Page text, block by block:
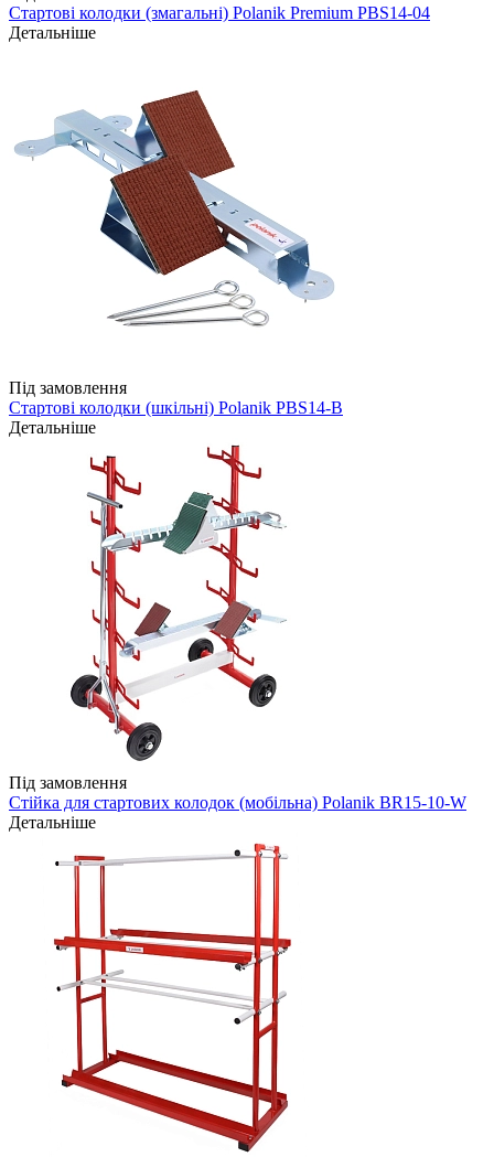
Стартові колодки (змагальні) Polanik Premium PBS14-04
Детальніше
Під замовлення
Стартові колодки (шкільні) Polanik PBS14-B
Детальніше
Під замовлення
Стійка для стартових колодок (мобільна) Polanik BR15-10-W
Детальніше